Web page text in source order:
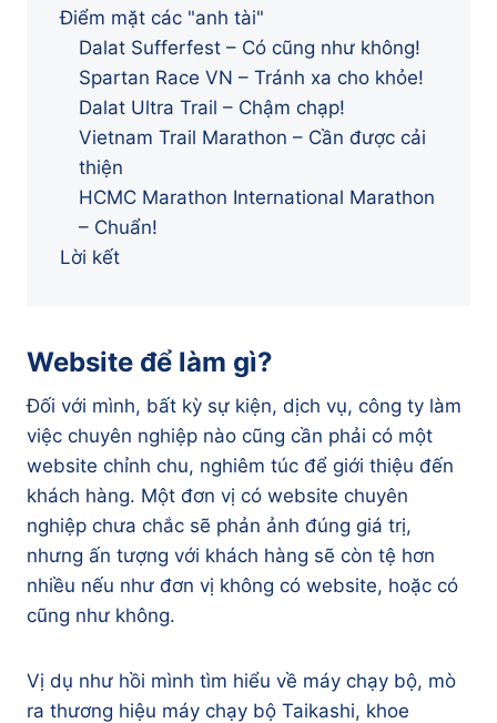
Điểm mặt các "anh tài"
Dalat Sufferfest – Có cũng như không!
Spartan Race VN – Tránh xa cho khỏe!
Dalat Ultra Trail – Chậm chạp!
Vietnam Trail Marathon – Cần được cải
thiện
HCMC Marathon International Marathon
– Chuẩn!
Lời kết
Website để làm gì?
Đối với mình, bất kỳ sự kiện, dịch vụ, công ty làm
việc chuyên nghiệp nào cũng cần phải có một
website chỉnh chu, nghiêm túc để giới thiệu đến
khách hàng. Một đơn vị có website chuyên
nghiệp chưa chắc sẽ phản ảnh đúng giá trị,
nhưng ấn tượng với khách hàng sẽ còn tệ hơn
nhiều nếu như đơn vị không có website, hoặc có
cũng như không.
Vị dụ như hồi mình tìm hiểu về máy chạy bộ, mò
ra thương hiệu máy chạy bộ Taikashi, khoe